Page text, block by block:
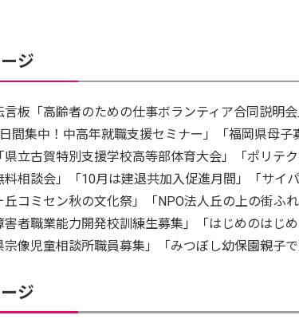
ジ
言板「高齢者のための仕事ボランティア合同説明
間集中！中高年就職支援セミナー」「福岡県母
県立古賀特別支援学校高等部体育大会」「ポリテ
料相談会」「10月は建退共加入促進月間」「サイ
丘コミセン秋の文化祭」「NPO法人丘の上の街
害者職業能力開発校訓練生募集」「はじめのはじ
宗像児童相談所職員募集」「みつぼし幼保園親子で
ジ